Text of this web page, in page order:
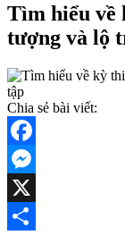
Tìm hiểu
tượng và lộ
Chia sẻ bài viết:
Facebook
Messenger
X